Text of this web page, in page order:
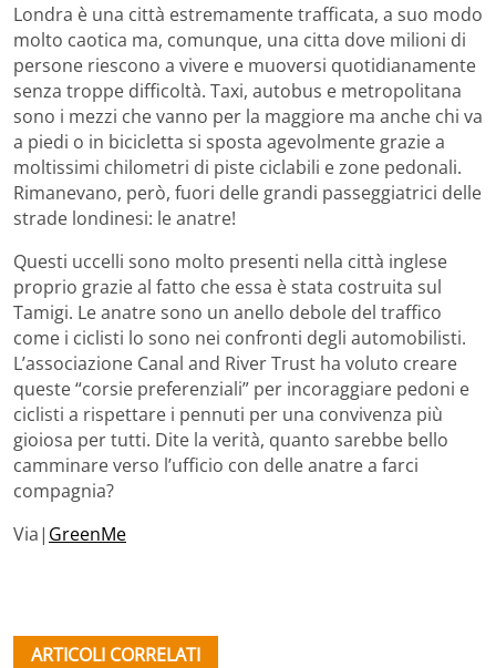
Londra è una città estremamente trafficata, a suo modo
molto caotica ma, comunque, una citta dove milioni di
persone riescono a vivere e muoversi quotidianamente
senza troppe difficoltà. Taxi, autobus e metropolitana
sono i mezzi che vanno per la maggiore ma anche chi va
a piedi o in bicicletta si sposta agevolmente grazie a
moltissimi chilometri di piste ciclabili e zone pedonali.
Rimanevano, però, fuori delle grandi passeggiatrici delle
strade londinesi: le anatre!
Questi uccelli sono molto presenti nella città inglese
proprio grazie al fatto che essa è stata costruita sul
Tamigi. Le anatre sono un anello debole del traffico
come i ciclisti lo sono nei confronti degli automobilisti.
L’associazione Canal and River Trust ha voluto creare
queste “corsie preferenziali” per incoraggiare pedoni e
ciclisti a rispettare i pennuti per una convivenza più
gioiosa per tutti. Dite la verità, quanto sarebbe bello
camminare verso l’ufficio con delle anatre a farci
compagnia?
Via| GreenMe
ARTICOLI CORRELATI